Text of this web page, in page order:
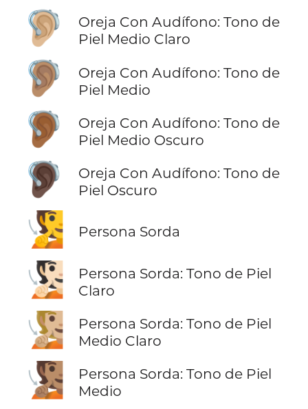
🦻🏼
Oreja Con Audífono: Tono de
Piel Medio Claro
🦻🏽
Oreja Con Audífono: Tono de
Piel Medio
🦻🏾
Oreja Con Audífono: Tono de
Piel Medio Oscuro
🦻🏿
Oreja Con Audífono: Tono de
Piel Oscuro
🧏 Persona Sorda
🧏🏻
Persona Sorda: Tono de Piel
Claro
🧏🏼
Persona Sorda: Tono de Piel
Medio Claro
🧏🏽
Persona Sorda: Tono de Piel
Medio